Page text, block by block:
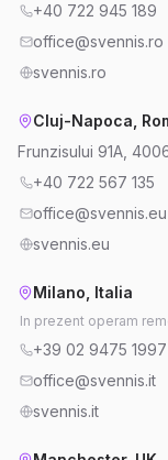
+40 722 945 189
office@svennis.ro
svennis.ro
Cluj-Napoca,
Frunzisului 91A,
+40 722 567 135
office@svennis.eu
svennis.eu
Milano, Italia
In prezent operam
+39 02 9475 1997
office@svennis.it
svennis.it